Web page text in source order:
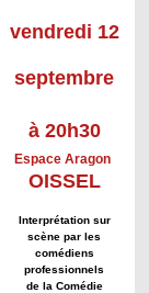
vendredi 12
septembre
à 20h30
Espace Aragon
OISSEL
Interprétation sur
scène par les
comédiens
professionnels
de la Comédie